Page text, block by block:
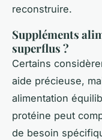
reconstruire.
Suppléments
superflus ?
Certains
aide précieuse,
alimentation
protéine peut
de besoin